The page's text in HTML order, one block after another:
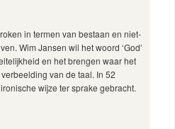
in termen van bestaan en niet-
Wim Jansen wil het woord ‘God’
en het brengen waar het
van de taal. In 52
wijze ter sprake gebracht.